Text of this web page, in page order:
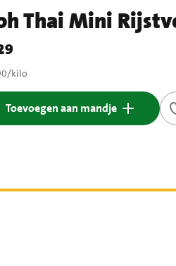
Thai Mini
€ 2,29
per kilo
/kilo
Toevoegen aan mandje